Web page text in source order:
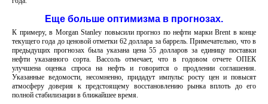
Еще больше оптимизма в прогнозах.
К примеру, в Morgan Stanley повысили прогноз по нефти марки Brent в конце
текущего года до ценовой отметки 62 доллара за баррель. Примечательно, что в
предыдущих прогнозах была указана цена 55 долларов за единицу поставки
нефти указанного сорта. Вассоль отмечает, что в годовом отчете ОПЕК
улучшена оценка спроса на нефть и говорится о продлении соглашения.
Указанные ведомости, несомненно, придадут импульс росту цен и повысят
атмосферу доверия к предстоящему восстановлению рынка вплоть до его
полной стабилизации в ближайшее время.